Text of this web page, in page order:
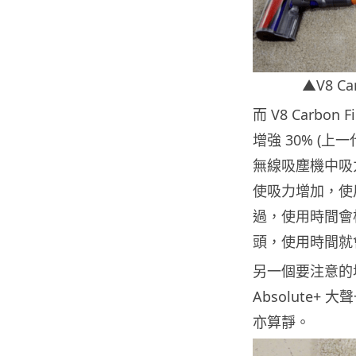
▲V8
而 V8 Carbon
增強 30% (上
無線吸塵機中
使吸力增加，
過，使用時間
頭，使用時間
另一個要注意
Absolute+ 大聲
亦算靜。